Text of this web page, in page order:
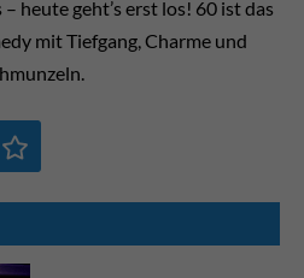
heute geht’s erst los! 60 ist das
mit Tiefgang, Charme und